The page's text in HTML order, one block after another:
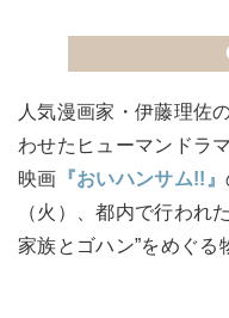
人気漫画家・伊藤理佐
わせたヒューマンドラ
映画 『おいハンサム!!』
（火）、都内で行われ
家族とゴハン”をめぐる